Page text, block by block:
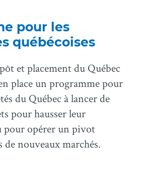
pour les
québécoises
et placement du Québec
place un programme pour
du Québec à lancer de
pour hausser leur
opérer un pivot
de nouveaux marchés.